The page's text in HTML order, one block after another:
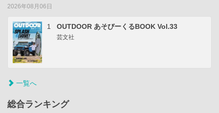
2026年08月06日
1 OUTDOOR あそびーくるBOOK Vol.33
芸文社
一覧へ
総合ランキング